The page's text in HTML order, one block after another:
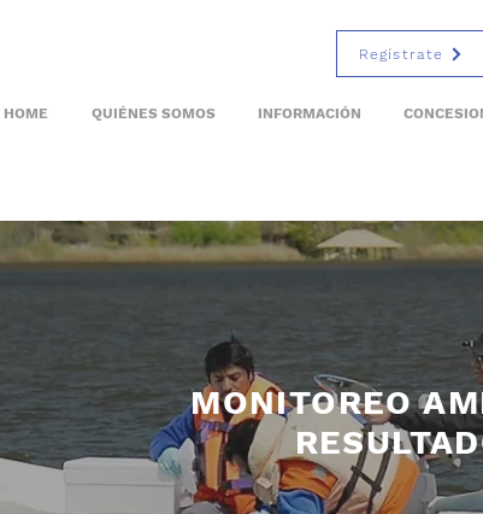
HOME QUIÉNES SOMOS INFORMACIÓN
Regístrate
MONITOREO